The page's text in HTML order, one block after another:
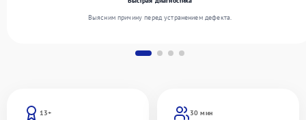
13+
30 мин
Выясним причину перед устранением дефекта.